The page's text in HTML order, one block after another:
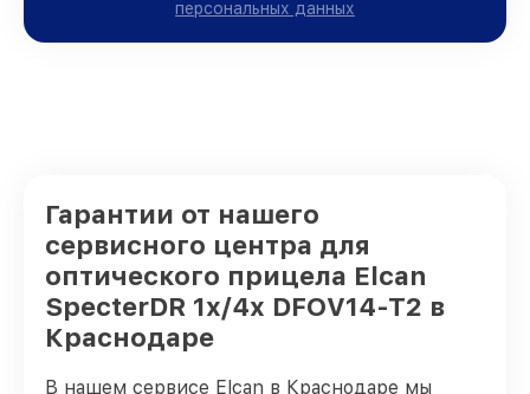
персональных данных
Гарантии от нашего
сервисного центра для
оптического прицела Elcan
SpecterDR 1x/4x DFOV14-T2 в
Краснодаре
В нашем сервисе Elcan в Краснодаре мы